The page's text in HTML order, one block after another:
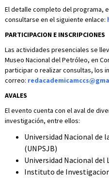
El detalle completo del programa,
consultarse en el siguiente enlace:
PARTICIPACION E INSCRIPCIONES
Las actividades presenciales se
Museo Nacional del Petróleo, en
participar o realizar consultas, los
correo:
AVALES
El evento cuenta con el aval de
investigación, entre ellos:
Universidad Nacional de
(UNPSJB)
Universidad Nacional del
Instituto de